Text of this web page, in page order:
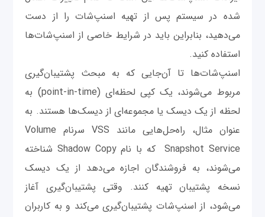
شده در سیستم پس از تهیه اسنپ‌شات را از دست
می‌دهید، بنابراین باید در شرایط خاصی از اسنپ‌شات‌ها
استفاده کنید.
اسنپ‌​​شات‌ها تا آن‌جایی که به مبحث پشتیبان‌گیری
مربوط می‌شوند، یک کپی لحظه‌ای (point-in-time) به
لحظه از یک دیسک یا مجموعه‌‌ای از دیسک‌ها هستند. به
عنوان مثال، راه‌حل‌هایی مانند VSS سرنام Volume
Snapshot Service که با نام Shadow Copy شناخته
می‌شوند، به فروشندگان اجازه می‌دهد از یک دیسک
نسخه پشتیبان تهیه کنند. وقتی پشتیبان‌گیری آغاز
می‌شود، از اسنپ‌شات پشتیبان‌گیری می‌کند و به کاربران